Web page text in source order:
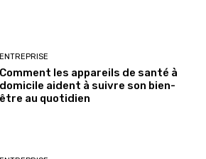
ENTREPRISE
Comment les appareils de santé à
domicile aident à suivre son bien-
être au quotidien